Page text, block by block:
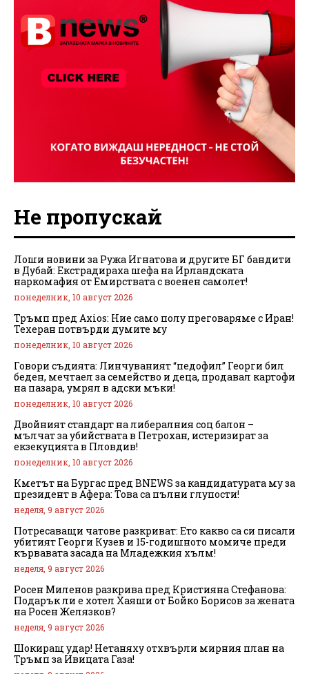
Не пропускай
Лоши новини за Ружа Игнатова и другите БГ бандити
в Дубай: Екстрадираха шефа на Ирландската
наркомафия от Емирствата с военен самолет!
понеделник, 10 август 2026
Тръмп пред Axios: Ние само полу преговаряме с Иран!
Техеран потвърди думите му
понеделник, 10 август 2026
Говори съдията: Линчуваният “педофил” Георги бил
беден, мечтаел за семейство и деца, продавал картофи
на пазара, умрял в адски мъки!
понеделник, 10 август 2026
Двойният стандарт на либералния соц балон –
мълчат за убийствата в Петрохан, истеризират за
екзекуцията в Пловдив!
понеделник, 10 август 2026
Кметът на Бургас пред BNEWS за кандидатурата му за
президент в Афера: Това са пълни глупости!
неделя, 9 август 2026
Потресаващи чатове разкриват: Ето какво са си писали
убитият Георги Кузев и 15-годишното момиче преди
кървавата засада на Младежкия хълм!
неделя, 9 август 2026
Росен Миленов разкрива пред Кристияна Стефанова:
Подарък ли е хотел Хаяши от Бойко Борисов за жената
на Росен Желязков?
неделя, 9 август 2026
Шокиращ удар! Нетаняху отхвърли мирния план на
Тръмп за Ивицата Газа!